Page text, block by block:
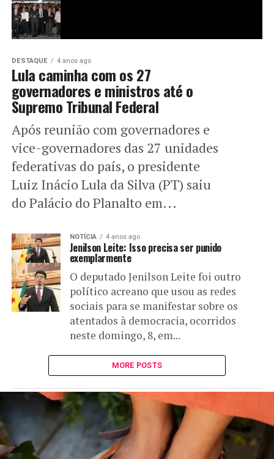
DESTAQUE 4 anos ago
Lula caminha com os 27
governadores e ministros até o
Supremo Tribunal Federal
Após reunião com governadores e
vice-governadores das 27 unidades
federativas do país, o presidente
Luiz Inácio Lula da Silva (PT) saiu
do Palácio do Planalto em...
NOTÍCIA 4 anos ago
Jenilson Leite: Isso precisa ser punido
exemplarmente
O deputado Jenilson Leite foi outro
político acreano que usou as redes
sociais para se manifestar sobre os
atentados à democracia, ocorridos
neste domingo, 8, em...
MORE POSTS